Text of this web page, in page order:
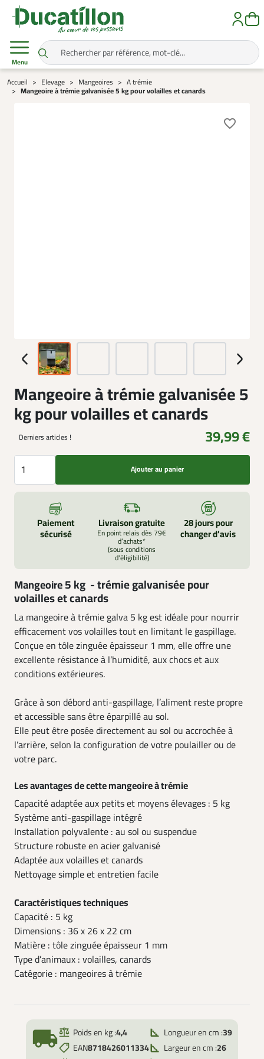
Menu
Accueil Elevage Mangeoires A trémie
Mangeoire à trémie galvanisée 5 kg pour volailles et canards
favorite_border
Mangeoire à trémie galvanisée 5
kg pour volailles et canards
Derniers articles ! 39,99 €
Ajouter au panier
Paiement
sécurisé
Livraison gratuite
En point relais dès 79€
d’achats*
(sous conditions
d'éligibilité)
28 jours pour
changer d’avis
Mangeoire5 kg -trémie galvanisée pour
volailles et canards
La mangeoire à trémie galva 5 kg est idéale pour nourrir
efficacement vos volailles tout en limitant le gaspillage.
Conçue en tôle zinguée épaisseur 1 mm, elle offre une
excellente résistance à l’humidité, aux chocs et aux
conditions extérieures.
Grâce à son débord anti-gaspillage, l’aliment reste propre
et accessible sans être éparpillé au sol.
Elle peut être posée directement au sol ou accrochée à
l’arrière, selon la configuration de votre poulailler ou de
votre parc.
Les avantages de cette mangeoire à trémie
Capacité adaptée aux petits et moyens élevages : 5 kg
Système anti-gaspillage intégré
Installation polyvalente : au sol ou suspendue
Structure robuste en acier galvanisé
Adaptée aux volailles et canards
Nettoyage simple et entretien facile
Caractéristiques techniques
Capacité : 5 kg
Dimensions : 36 x 26 x 22 cm
Matière : tôle zinguée épaisseur 1 mm
Type d’animaux : volailles, canards
Catégorie : mangeoires à trémie
local_shipping Poids en kg :4,4
EAN8718426011334
Longueur en cm :39
Largeur en cm :26